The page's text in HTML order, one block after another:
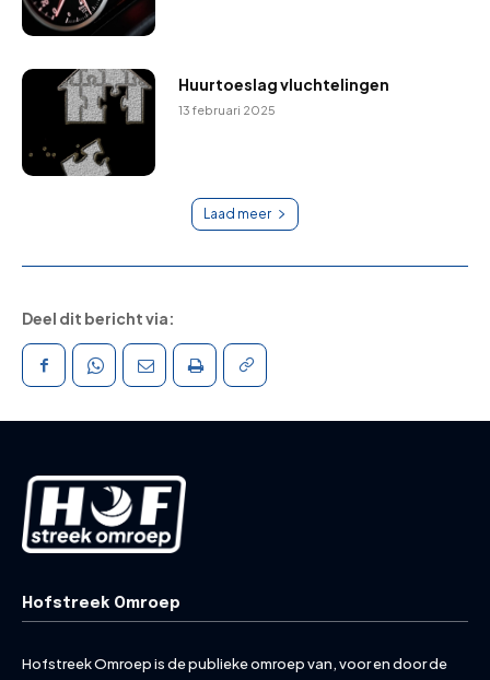
Huurtoeslag vluchtelingen
13 februari 2025
Laad meer
Deel dit bericht via:
Hofstreek Omroep
Hofstreek Omroep is de publieke omroep van, voor en door de